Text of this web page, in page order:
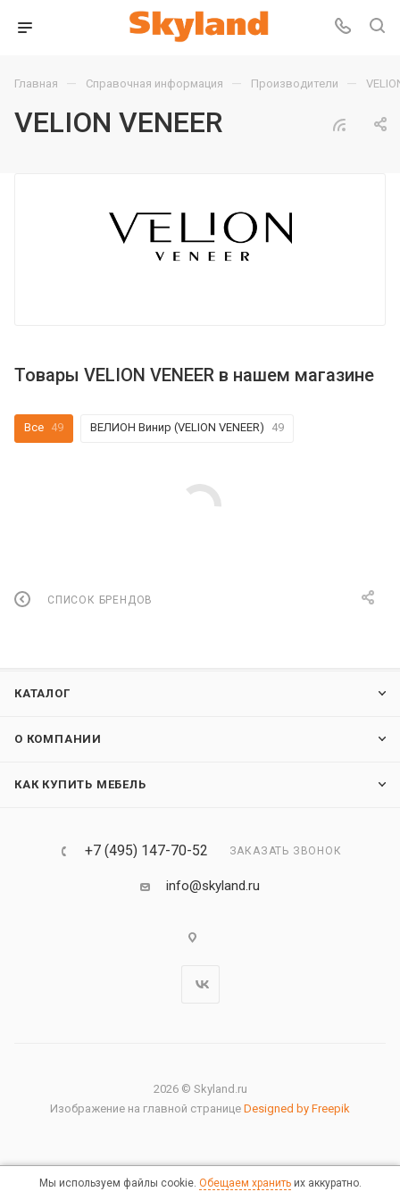
Главная — Справочная информация — Производители —
VELION VENEER
Товары VELION VENEER в нашем магазине
Все 49 ВЕЛИОН Винир (VELION VENEER) 49
СПИСОК БРЕНДОВ
КАТАЛОГ
О КОМПАНИИ
КАК КУПИТЬ МЕБЕЛЬ
+7 (495) 147-70-52 ЗАКАЗАТЬ ЗВОНОК
info@skyland.ru
2026 © Skyland.ru
Изображение на главной странице Designed by Freepik
Правовая информация
Мы используем файлы cookie. Обещаем хранитьих аккуратно.